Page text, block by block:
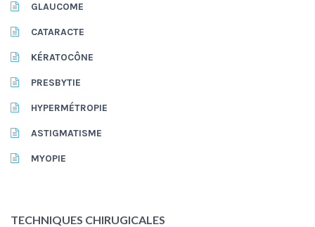
GLAUCOME
CATARACTE
KÉRATOCÔNE
PRESBYTIE
HYPERMÉTROPIE
ASTIGMATISME
MYOPIE
TECHNIQUES CHIRUGICALES